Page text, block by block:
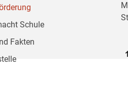
Schule
Fakten